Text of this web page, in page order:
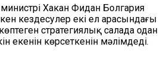
Хакан Фидан Болгария
кездесулер екі ел арасындағы
стратегиялық салада одан
екенін көрсеткенін мәлімдеді.